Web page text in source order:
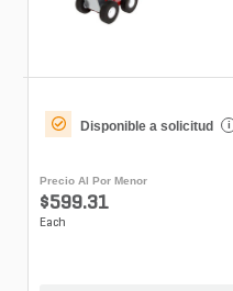
Disponible a solicitud i
Precio Al Por Menor
$599.31
Each